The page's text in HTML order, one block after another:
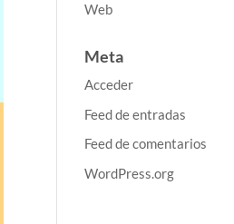
Web
Meta
Acceder
Feed de entradas
Feed de comentarios
WordPress.org